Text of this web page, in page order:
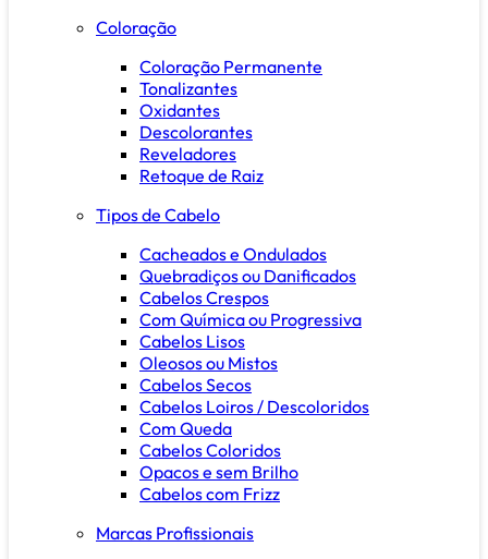
Coloração
Coloração Permanente
Tonalizantes
Oxidantes
Descolorantes
Reveladores
Retoque de Raiz
Tipos de Cabelo
Cacheados e Ondulados
Quebradiços ou Danificados
Cabelos Crespos
Com Química ou Progressiva
Cabelos Lisos
Oleosos ou Mistos
Cabelos Secos
Cabelos Loiros / Descoloridos
Com Queda
Cabelos Coloridos
Opacos e sem Brilho
Cabelos com Frizz
Marcas Profissionais